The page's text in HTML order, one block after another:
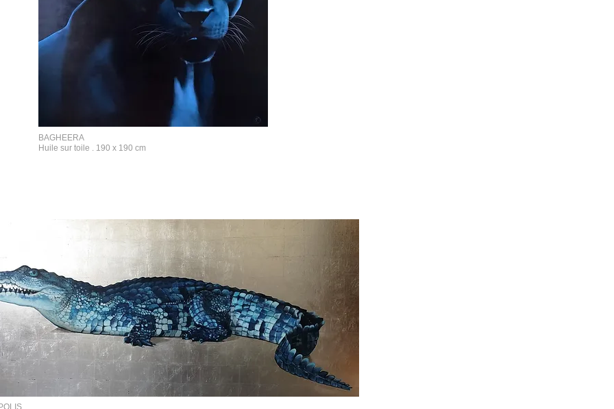
BAGHEERA
Huile sur toile . 190 x 190 cm